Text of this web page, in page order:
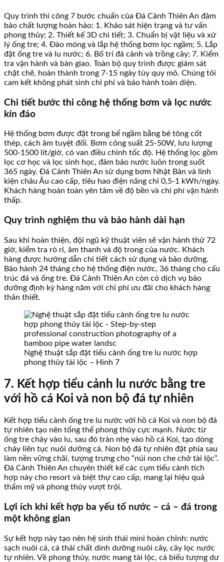
Quy trình thi công 7 bước chuẩn của Đá Cảnh Thiên An đảm
bảo chất lượng hoàn hảo: 1. Khảo sát hiện trạng và tư vấn
phong thủy; 2. Thiết kế 3D chi tiết; 3. Chuẩn bị vật liệu và xử
lý ống tre; 4. Đào móng và lắp hệ thống bơm lọc ngầm; 5. Lắp
đặt ống tre và lu nước; 6. Bố trí đá cảnh và trồng cây; 7. Kiểm
tra vận hành và bàn giao. Toàn bộ quy trình được giám sát
chặt chẽ, hoàn thành trong 7-15 ngày tùy quy mô. Chúng tôi
cam kết không phát sinh chi phí và bảo hành toàn diện.
Chi tiết bước thi công hệ thống bơm và lọc nước
kín đáo
Hệ thống bơm được đặt trong bể ngầm bằng bê tông cốt
thép, cách âm tuyệt đối. Bơm công suất 25-50W, lưu lượng
500-1500 lít/giờ, có van điều chỉnh tốc độ. Hệ thống lọc gồm
lọc cơ học và lọc sinh học, đảm bảo nước luôn trong suốt
365 ngày. Đá Cảnh Thiên An sử dụng bơm Nhật Bản và linh
kiện châu Âu cao cấp, tiêu hao điện năng chỉ 0,5-1 kWh/ngày.
Khách hàng hoàn toàn yên tâm về độ bền và chi phí vận hành
thấp.
Quy trình nghiệm thu và bảo hành dài hạn
Sau khi hoàn thiện, đội ngũ kỹ thuật viên sẽ vận hành thử 72
giờ, kiểm tra rò rỉ, âm thanh và độ trong của nước. Khách
hàng được hướng dẫn chi tiết cách sử dụng và bảo dưỡng.
Bảo hành 24 tháng cho hệ thống điện nước, 36 tháng cho cấu
trúc đá và ống tre. Đá Cảnh Thiên An còn có dịch vụ bảo
dưỡng định kỳ hàng năm với chi phí ưu đãi cho khách hàng
thân thiết.
Nghệ thuật sắp đặt tiểu cảnh ống tre lu nước hợp
phong thủy tài lộc – Hình 7
7. Kết hợp tiểu cảnh lu nước bằng tre
với hồ cá Koi và non bộ đá tự nhiên
Kết hợp tiểu cảnh ống tre lu nước với hồ cá Koi và non bộ đá
tự nhiên tạo nên tổng thể phong thủy cực mạnh. Nước từ
ống tre chảy vào lu, sau đó tràn nhẹ vào hồ cá Koi, tạo dòng
chảy liên tục nuôi dưỡng cá. Non bộ đá tự nhiên đặt phía sau
làm nền vững chãi, tượng trưng cho “núi non che chở tài lộc”.
Đá Cảnh Thiên An chuyên thiết kế các cụm tiểu cảnh tích
hợp này cho resort và biệt thự cao cấp, mang lại hiệu quả
thẩm mỹ và phong thủy vượt trội.
Lợi ích khi kết hợp ba yếu tố nước – cá – đá trong
một không gian
Sự kết hợp này tạo nên hệ sinh thái mini hoàn chỉnh: nước
sạch nuôi cá, cá thải chất dinh dưỡng nuôi cây, cây lọc nước
tự nhiên. Về phong thủy, nước mang tài lộc, cá biểu tượng dư